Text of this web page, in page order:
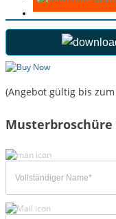
(Angebot gültig bis zum